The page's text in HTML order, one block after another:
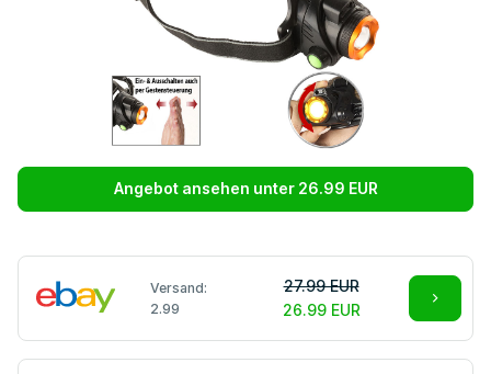
Angebot ansehen unter 26.99 EUR
Versand:
2.99
27.99 EUR
26.99 EUR